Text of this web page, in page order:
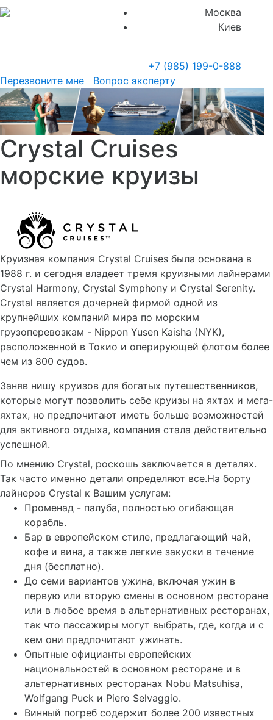
Москва
Киев
+7 (985) 199-0-888
Перезвоните мне
Вопрос эксперту
Crystal Cruises
морские круизы
Круизная компания Crystal Cruises была основана в
1988 г. и сегодня владеет тремя круизными лайнерами
Crystal Harmony, Crystal Symphony и Crystal Serenity.
Crystal является дочерней фирмой одной из
крупнейших компаний мира по морским
грузоперевозкам - Nippon Yusen Kaisha (NYK),
расположенной в Токио и оперирующей флотом более
чем из 800 судов.
Заняв нишу круизов для богатых путешественников,
которые могут позволить себе круизы на яхтах и мега-
яхтах, но предпочитают иметь больше возможностей
для активного отдыха, компания стала действительно
успешной.
По мнению Crystal, роскошь заключается в деталях.
Так часто именно детали определяют все.На борту
лайнеров Crystal к Вашим услугам:
Променад - палуба, полностью огибающая
корабль.
Бар в европейском стиле, предлагающий чай,
кофе и вина, а также легкие закуски в течение
дня (бесплатно).
До семи вариантов ужина, включая ужин в
первую или вторую смены в основном ресторане
или в любое время в альтернативных ресторанах,
так что пассажиры могут выбрать, где, когда и с
кем они предпочитают ужинать.
Опытные официанты европейских
национальностей в основном ресторане и в
альтернативных ресторанах Nobu Matsuhisa,
Wolfgang Puck и Piero Selvaggio.
Винный погреб содержит более 200 известных